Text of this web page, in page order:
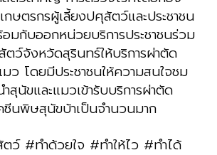
ษตรกรผู้เลี้ยงปศุสัตว์และประชาชน
มกับออกหน่วยบริการประชาชนร่วม
ว์จังหวัดสุรินทร์ให้บริการผ่าตัด
ว โดยมีประชาชนให้ความสนใจชม
สุนัขและแมวเข้ารับบริการผ่าตัด
นพิษสุนัขบ้าเป็นจำนวนมาก
ว์ #ทำด้วยใจ #ทำให้ไว #ทำได้